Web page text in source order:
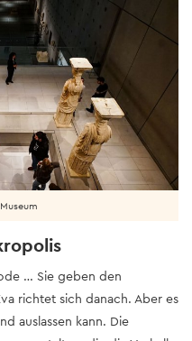
… Sie geben den
richtet sich danach. Aber es
auslassen kann. Die